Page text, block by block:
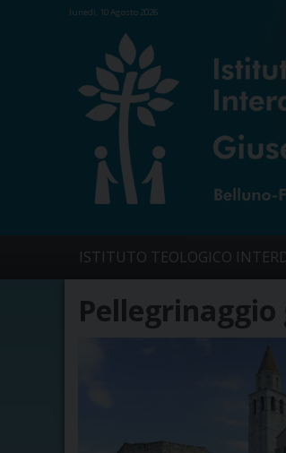
lunedì, 10 Agosto 2026
ISTITUTO TEOLOGICO
Pellegrinaggio